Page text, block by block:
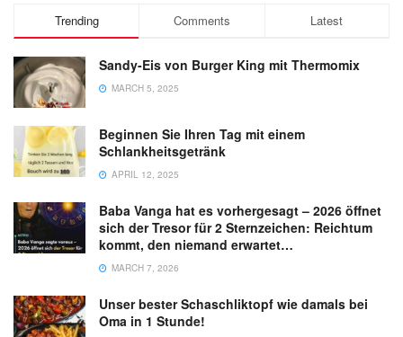
Trending Comments Latest
Sandy-Eis von Burger King mit Thermomix
MARCH 5, 2025
Beginnen Sie Ihren Tag mit einem
Schlankheitsgetränk
APRIL 12, 2025
Baba Vanga hat es vorhergesagt – 2026 öffnet
sich der Tresor für 2 Sternzeichen: Reichtum
kommt, den niemand erwartet…
MARCH 7, 2026
Unser bester Schaschliktopf wie damals bei
Oma in 1 Stunde!